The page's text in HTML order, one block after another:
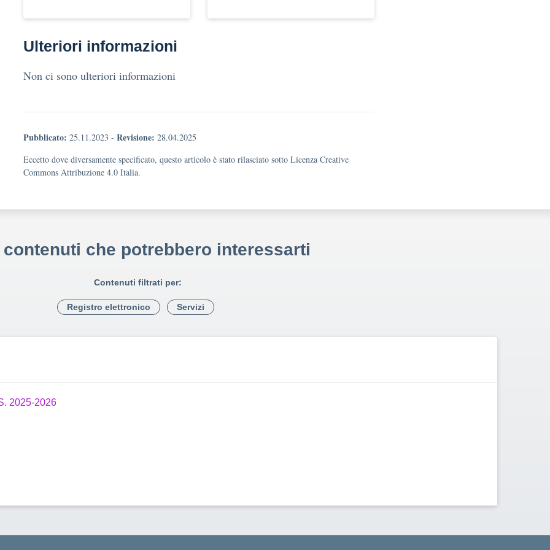
Ulteriori informazioni
Non ci sono ulteriori informazioni
Pubblicato: 25.11.2023 - Revisione: 28.04.2025
Eccetto dove diversamente specificato, questo articolo è stato rilasciato sotto Licenza Creative
Commons Attribuzione 4.0 Italia.
che potrebbero interessarti
Contenuti filtrati per:
Registro elettronico Servizi
2025-2026